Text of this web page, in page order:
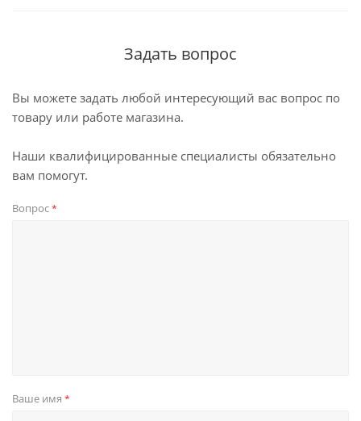
Задать вопрос
Вы можете задать любой интересующий вас вопрос по
товару или работе магазина.
Наши квалифицированные специалисты обязательно
вам помогут.
Вопрос*
Ваше имя *